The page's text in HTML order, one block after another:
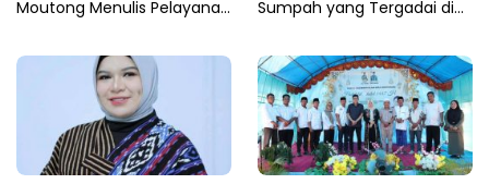
Moutong Menulis Pelayanan
Sumpah yang Tergadai di